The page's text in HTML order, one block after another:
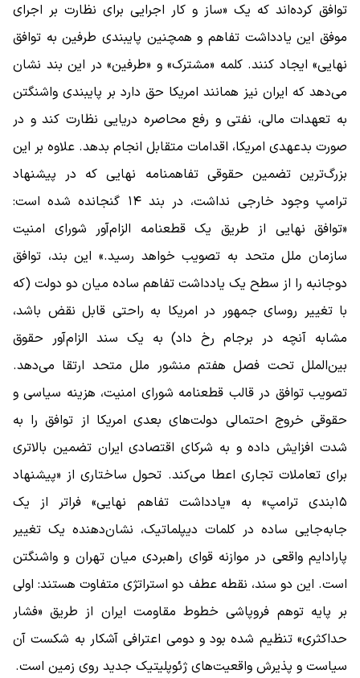
توافق کرده‌اند که یک «ساز و کار اجرایی برای نظارت بر اجرای
موفق این یادداشت تفاهم و همچنین پایبندی طرفین به توافق
نهایی» ایجاد کنند. کلمه «مشترک» و «طرفین» در این بند نشان
می‌دهد که ایران نیز همانند امریکا حق دارد بر پایبندی واشنگتن
به تعهدات مالی، نفتی و رفع محاصره دریایی نظارت کند و در
صورت بدعهدی امریکا، اقدامات متقابل انجام بدهد. علاوه بر این
بزرگ‌ترین تضمین حقوقی تفاهمنامه نهایی که در پیشنهاد
ترامپ وجود خارجی نداشت، در بند ۱۴ گنجانده شده است:
«توافق نهایی از طریق یک قطعنامه الزام‌آور شورای امنیت
سازمان ملل متحد به تصویب خواهد رسید.» این بند، توافق
دوجانبه را از سطح یک یادداشت تفاهم ساده میان دو دولت (که
با تغییر روسای جمهور در امریکا به راحتی قابل نقض باشد،
مشابه آنچه در برجام رخ داد) به یک سند الزام‌آور حقوق
بین‌الملل تحت فصل هفتم منشور ملل متحد ارتقا می‌دهد.
تصویب توافق در قالب قطعنامه شورای امنیت، هزینه سیاسی و
حقوقی خروج احتمالی دولت‌های بعدی امریکا از توافق را به
‌شدت افزایش داده و به شرکای اقتصادی ایران تضمین بالاتری
برای تعاملات تجاری اعطا می‌کند. تحول ساختاری از «پیشنهاد
۱۵‌بندی ترامپ» به «یادداشت تفاهم نهایی» فراتر از یک
جابه‌جایی ساده در کلمات دیپلماتیک، نشان‌دهنده یک تغییر
پارادایم واقعی در موازنه قوای راهبردی میان تهران و واشنگتن
است. این دو سند، نقطه‌ عطف دو استراتژی متفاوت هستند: اولی
بر پایه توهم فروپاشی خطوط مقاومت ایران از طریق «فشار
حداکثری» تنظیم شده بود و دومی اعترافی آشکار به شکست آن
سیاست و پذیرش واقعیت‌های ژئوپلیتیک جدید روی زمین است.